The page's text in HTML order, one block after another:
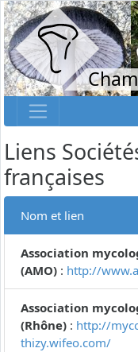
Liens
françaises
Nom et lien
Association
(AMO) : http://
Association
(Rhône) : http://
thizy.wifeo.com/